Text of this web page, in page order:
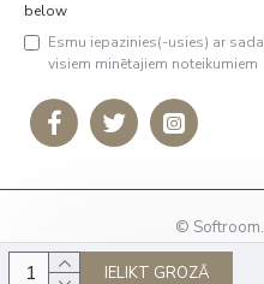
IELIKT GROZĀ
below
Esmu iepazinies(-usies) ar
visiem minētajiem noteikumiem
©
Tālrunis:
E-Pasts: